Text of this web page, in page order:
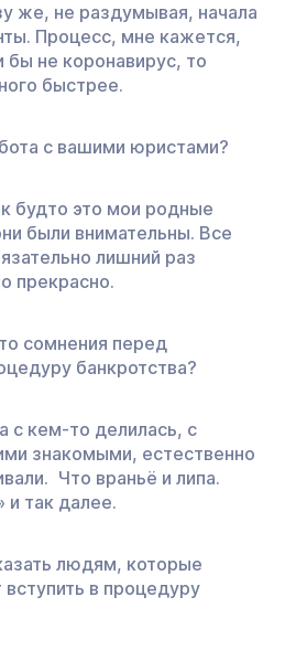
же, не раздумывая, начала
Процесс, мне кажется,
бы не коронавирус, то
быстрее.
с вашими юристами?
будто это мои родные
были внимательны. Все
лишний раз
прекрасно.
сомнения перед
банкротства?
с кем-то делилась, с
знакомыми, естественно
Что враньё и липа.
и так далее.
людям, которые
в процедуру